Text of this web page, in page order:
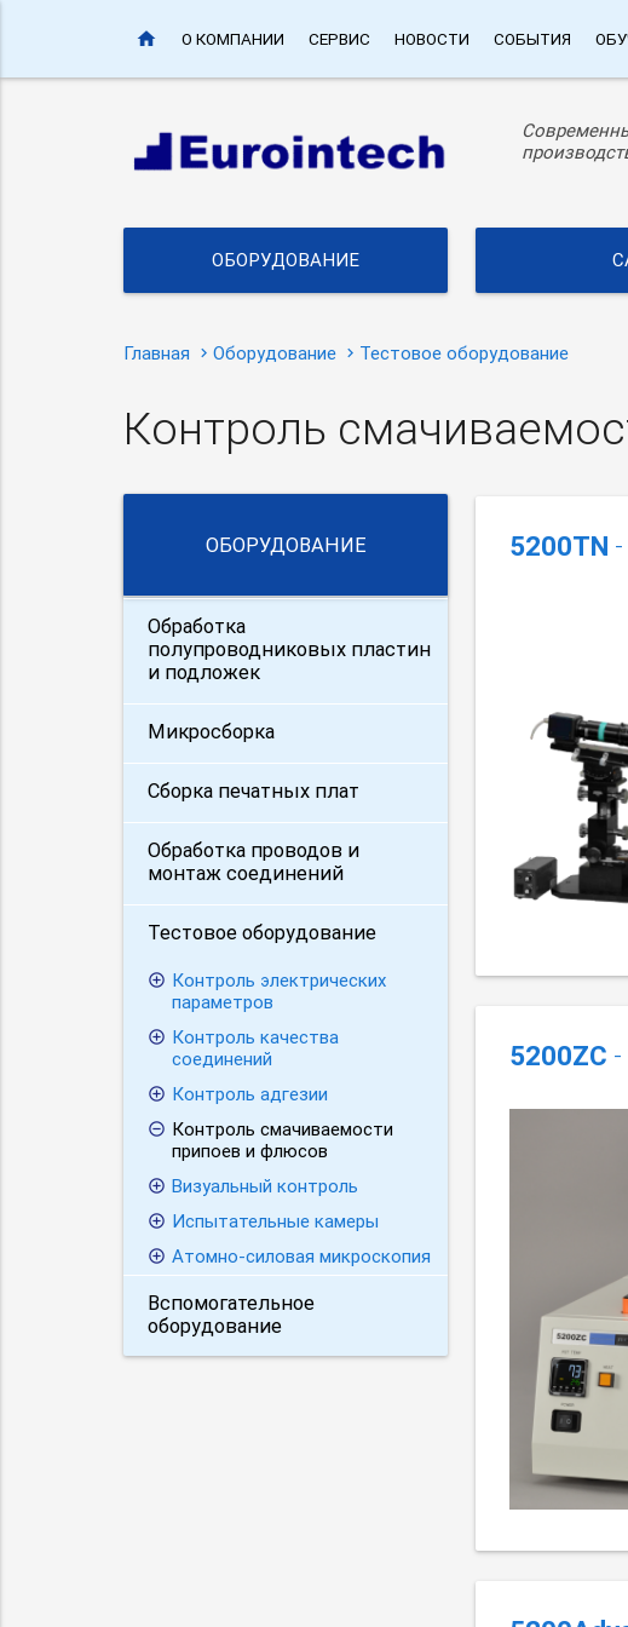
home О КОМПАНИИ СЕРВИС НОВОСТИ СОБЫТИЯ
ОБОРУДОВАНИЕ
Главная Оборудование Тестовое оборудование
Контроль
5200TN
5200ZC
ОБОРУДОВАНИЕ
Обработка
полупроводниковых пластин
и подложек
Микросборка
Сборка печатных плат
Обработка проводов и
монтаж соединений
Тестовое оборудование
Контроль электрических
параметров
Контроль качества
соединений
Контроль адгезии
Контроль смачиваемости
припоев и флюсов
Визуальный контроль
Испытательные камеры
Атомно-силовая микроскопия
Вспомогательное
оборудование